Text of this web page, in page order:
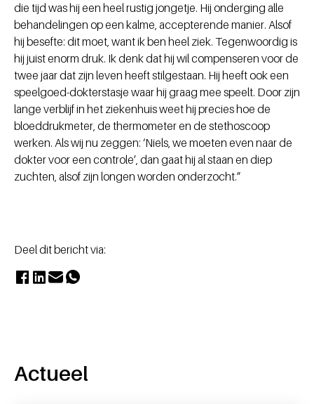
die tijd was hij een heel rustig jongetje. Hij onderging alle
behandelingen op een kalme, accepterende manier. Alsof
hij besefte: dit moet, want ik ben heel ziek. Tegenwoordig is
hij juist enorm druk. Ik denk dat hij wil compenseren voor de
twee jaar dat zijn leven heeft stilgestaan. Hij heeft ook een
speelgoed-dokterstasje waar hij graag mee speelt. Door zijn
lange verblijf in het ziekenhuis weet hij precies hoe de
bloeddrukmeter, de thermometer en de stethoscoop
werken. Als wij nu zeggen: ‘Niels, we moeten even naar de
dokter voor een controle’, dan gaat hij al staan en diep
zuchten, alsof zijn longen worden onderzocht.”
Deel dit bericht via:
Actueel